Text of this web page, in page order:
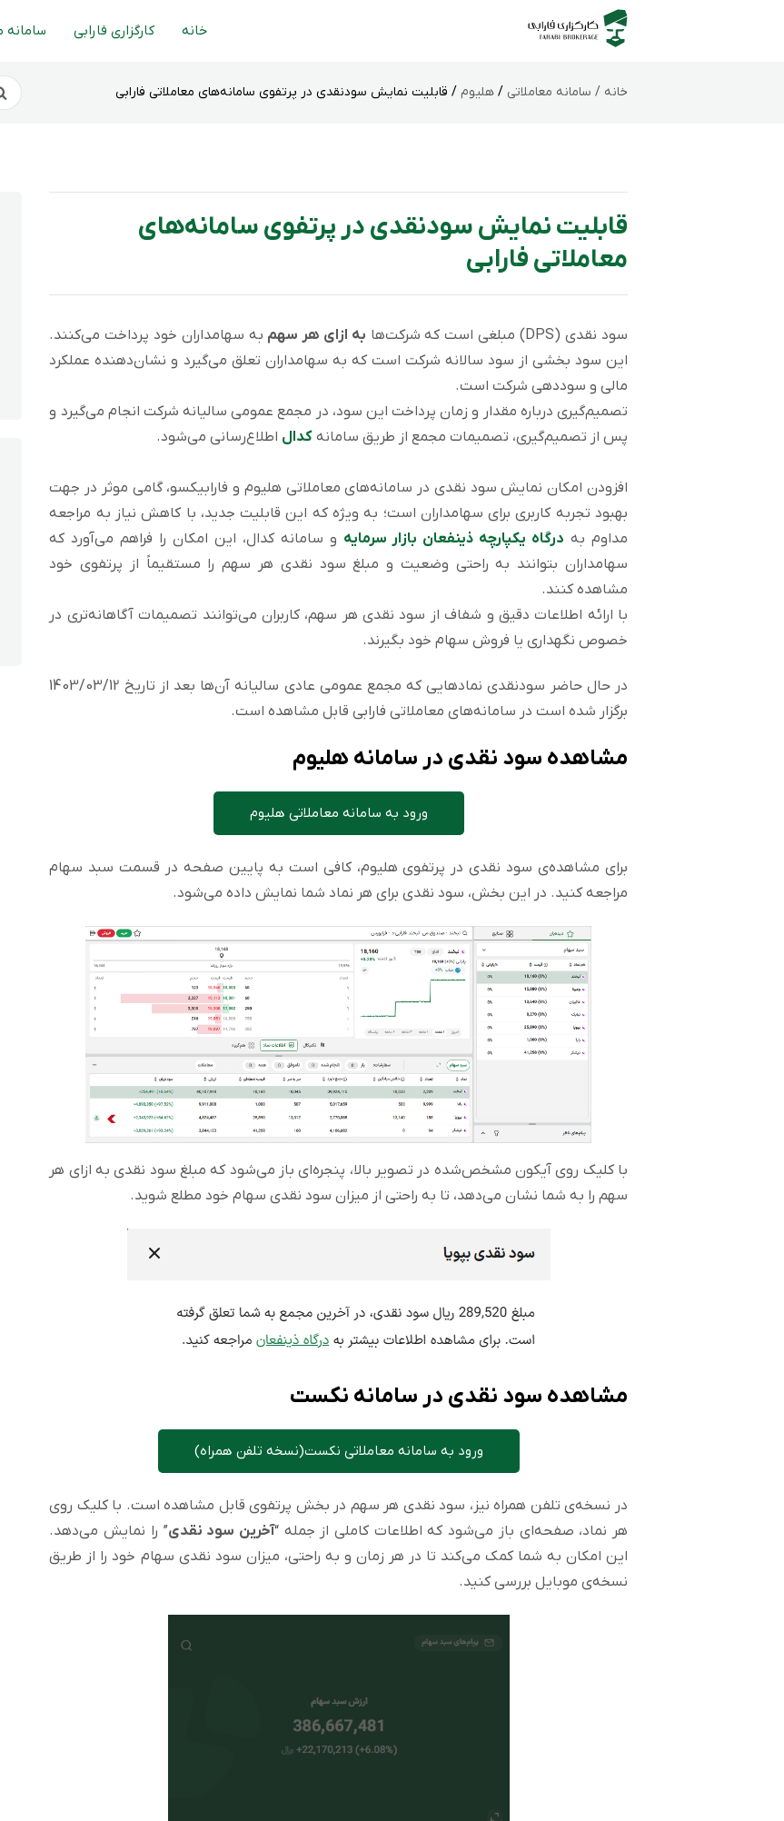
خانه کارگزاری فارابی سامانه
خانه / سامانه‌ معاملاتی / هلیوم / قابلیت نمایش سودنقدی در پرتفوی سامانه‌های معاملاتی فارابی
قابلیت نمایش سودنقدی در پرتفوی سامانه‌های
معاملاتی فارابی
سود نقدی (DPS) مبلغی است که شرکت‌ها به ازای هر سهم به سهامداران خود پرداخت می‌کنند.
این سود بخشی از سود سالانه شرکت است که به سهامداران تعلق می‌گیرد و نشان‌دهنده عملکرد
مالی و سوددهی شرکت است.
تصمیم‌گیری درباره مقدار و زمان پرداخت این سود، در مجمع عمومی سالیانه شرکت انجام می‌گیرد و
پس از تصمیم‌گیری، تصمیمات مجمع از طریق سامانه کدال اطلاع‌رسانی می‌شود.
افزودن امکان نمایش سود نقدی در سامانه‌های معاملاتی هلیوم و فارابیکسو، گامی موثر در جهت
بهبود تجربه کاربری برای سهامداران است؛ به ویژه که این قابلیت جدید، با کاهش نیاز به مراجعه
مداوم به درگاه یکپارچه ذینفعان بازار سرمایه و سامانه کدال، این امکان را فراهم می‌آورد که
سهامداران بتوانند به راحتی وضعیت و مبلغ سود نقدی هر سهم را مستقیماً از پرتفوی خود
مشاهده کنند.
با ارائه اطلاعات دقیق و شفاف از سود نقدی هر سهم، کاربران می‌توانند تصمیمات آگاهانه‌تری در
خصوص نگهداری یا فروش سهام خود بگیرند.
در حال حاضر سودنقدی نمادهایی که مجمع عمومی عادی سالیانه آن‌ها بعد از تاریخ 1403/03/12
برگزار شده است در سامانه‌های معاملاتی فارابی قابل مشاهده است.
مشاهده سود نقدی در سامانه هلیوم
ورود به سامانه معاملاتی هلیوم
برای مشاهده‌ی سود نقدی در پرتفوی هلیوم، کافی است به پایین صفحه در قسمت سبد سهام
مراجعه کنید. در این بخش، سود نقدی برای هر نماد شما نمایش داده می‌شود.
با کلیک روی آیکون مشخص‌شده در تصویر بالا، پنجره‌ای باز می‌شود که مبلغ سود نقدی به ازای هر
سهم را به شما نشان می‌دهد، تا به راحتی از میزان سود نقدی سهام خود مطلع شوید.
مشاهده سود نقدی در سامانه نکست
ورود به سامانه معاملاتی نکست(نسخه تلفن همراه)
در نسخه‌ی تلفن همراه نیز، سود نقدی هر سهم در بخش پرتفوی قابل مشاهده است. با کلیک روی
هر نماد، صفحه‌ای باز می‌شود که اطلاعات کاملی از جمله “آخرین سود نقدی” را نمایش می‌دهد.
این امکان به شما کمک می‌کند تا در هر زمان و به راحتی، میزان سود نقدی سهام خود را از طریق
نسخه‌ی موبایل بررسی کنید.